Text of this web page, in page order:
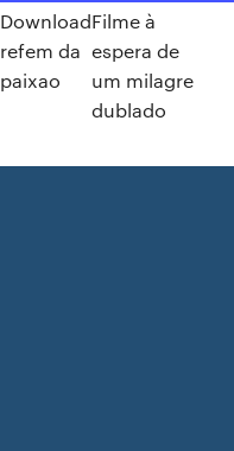
Download
refem da
paixao
Filme à
espera de
um milagre
dublado